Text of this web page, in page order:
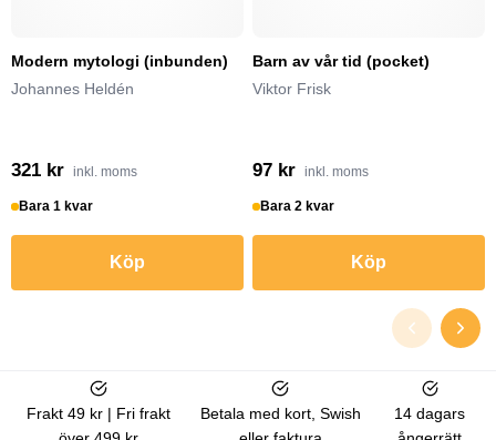
Modern mytologi (inbunden)
Johannes Heldén
321 kr inkl. moms
Bara 1 kvar
Köp
Barn av vår tid (pocket)
Viktor Frisk
97 kr inkl. moms
Bara 2 kvar
Köp
Frakt 49 kr | Fri frakt
Betala med kort, Swish
14 dagars